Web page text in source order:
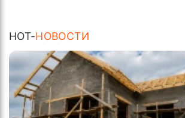
HOT-НОВОСТИ